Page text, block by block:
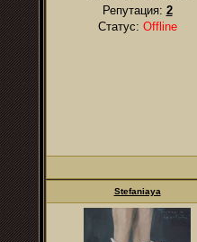
Репутация: 2
Статус: Offline
Stefaniaya